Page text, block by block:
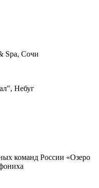
Spa, Сочи
Небуг
команд России «Озеро